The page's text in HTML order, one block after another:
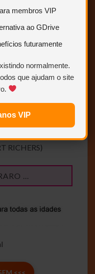
membros VIP
ao GDrive
futuramente
normalmente.
que ajudam o site
VIP
RICHERS)
…